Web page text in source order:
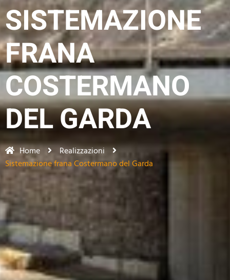
SISTEMAZIONE
FRANA
COSTERMANO
DEL GARDA
Home
Realizzazioni
Sistemazione frana Costermano del Garda